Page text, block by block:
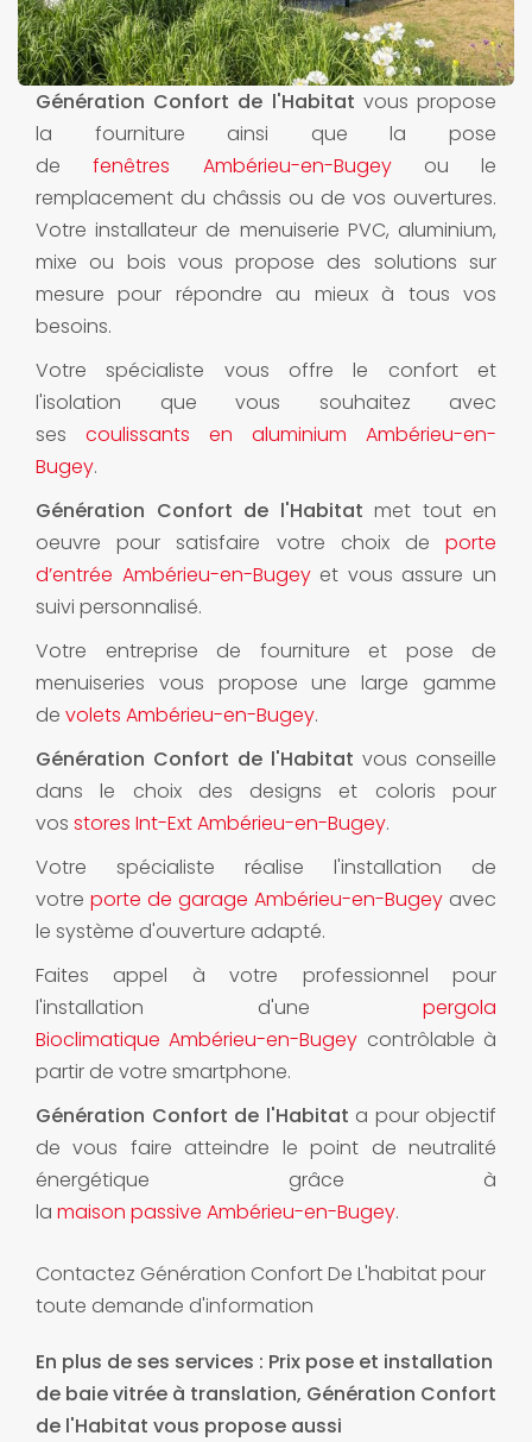
Génération Confort de l'Habitat vous propose
la fourniture ainsi que la pose
defenêtres Ambérieu-en-Bugeyou le
remplacement du châssis ou de vos ouvertures.
Votre installateur de menuiserie PVC, aluminium,
mixe ou bois vous propose des solutions sur
mesure pour répondre au mieux à tous vos
besoins.
Votre spécialiste vous offre le confort et
l'isolation que vous souhaitez avec
ses coulissants en aluminium Ambérieu-en-
Bugey.
Génération Confort de l'Habitat met tout en
oeuvre pour satisfaire votre choix de porte
d’entrée Ambérieu-en-Bugeyet vous assure un
suivi personnalisé.
Votre entreprise de fourniture et pose de
menuiseries vous propose une large gamme
de volets Ambérieu-en-Bugey.
Génération Confort de l'Habitat vous conseille
dans le choix des designs et coloris pour
vos stores Int-Ext Ambérieu-en-Bugey.
Votre spécialiste réalise l'installation de
votre porte de garage Ambérieu-en-Bugey avec
le système d'ouverture adapté.
Faites appel à votre professionnel pour
l'installation d'une pergola
Bioclimatique Ambérieu-en-Bugey contrôlable à
partir de votre smartphone.
Génération Confort de l'Habitat a pour objectif
de vous faire atteindre le point de neutralité
énergétique grâce à
la maison passive Ambérieu-en-Bugey.
Contactez Génération Confort De L'habitat pour
toute demande d'information
En plus de ses services : Prix pose et installation
de baie vitrée à translation, Génération Confort
de l'Habitat vous propose aussi